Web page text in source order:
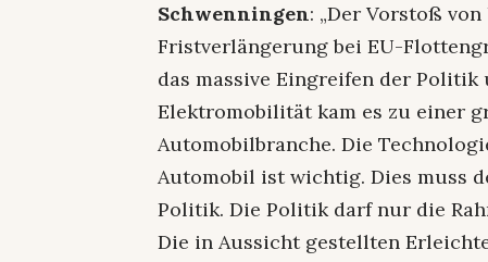
Schwenningen: „Der Vorstoß
Fristverlängerung bei EU-
das massive Eingreifen der
Elektromobilität kam es zu einer
Automobilbranche. Die
Automobil ist wichtig. Dies muss
Politik. Die Politik darf nur die
Die in Aussicht gestellten